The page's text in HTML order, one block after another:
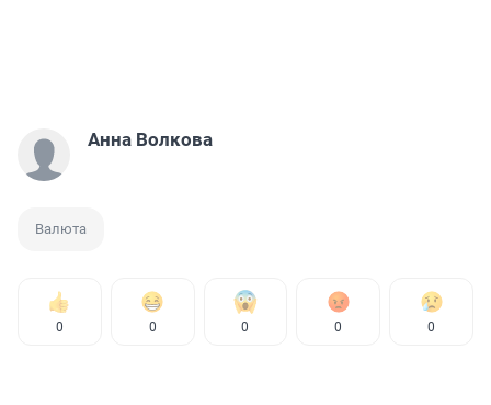
Анна Волкова
Валюта
0 0 0 0 0